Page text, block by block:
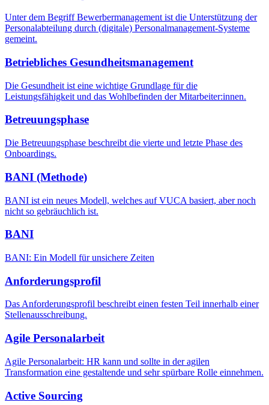
Unter dem Begriff Bewerbermanagement ist die Unterstützung der
Personalabteilung durch (digitale) Personalmanagement-Systeme
gemeint.
Betriebliches Gesundheitsmanagement
Die Gesundheit ist eine wichtige Grundlage für die
Leistungsfähigkeit und das Wohlbefinden der Mitarbeiter:innen.
Betreuungsphase
Die Betreuungsphase beschreibt die vierte und letzte Phase des
Onboardings.
BANI (Methode)
BANI ist ein neues Modell, welches auf VUCA basiert, aber noch
nicht so gebräuchlich ist.
BANI
BANI: Ein Modell für unsichere Zeiten
Anforderungsprofil
Das Anforderungsprofil beschreibt einen festen Teil innerhalb einer
Stellenausschreibung.
Agile Personalarbeit
Agile Personalarbeit: HR kann und sollte in der agilen
Transformation eine gestaltende und sehr spürbare Rolle einnehmen.
Active Sourcing